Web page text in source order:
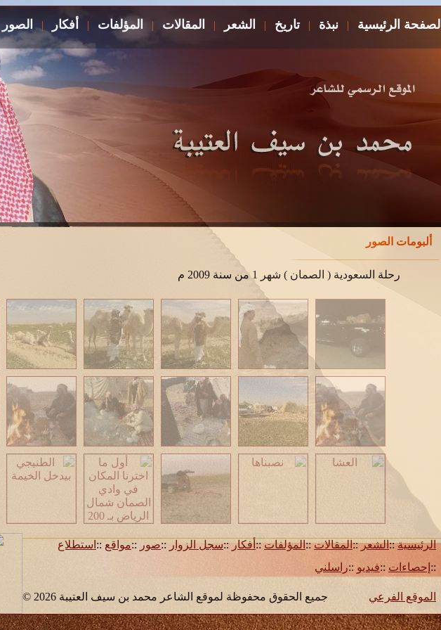
الصفحة الرئيسية | نبذة | تاريخ | الشعر | المقالات | المؤلفات | أفكار | الصور
ألبومات الصور
رحلة السعودية ( الصمان ) شهر 1 من سنة 2009 م
الرئيسية ::الشعر ::المقالات ::المؤلفات ::أفكار ::سجل الزوار ::صور ::مواقع :: استطلاع
:: إحصاءات ::فيديو ::راسلني
© جميع الحقوق محفوظة لموقع الشاعر محمد بن سيف العتيبة 2026 الموقع الفرعي